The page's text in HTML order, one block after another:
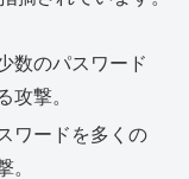
数のパスワード
攻撃。
ワードを多くの
。